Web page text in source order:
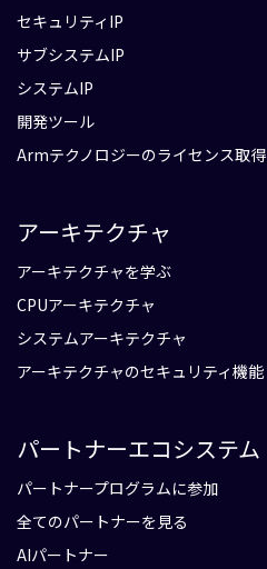
セキュリティIP
サブシステムIP
システムIP
開発ツール
Armテクノロジーのライセンス取得
アーキテクチャ
アーキテクチャを学ぶ
CPUアーキテクチャ
システムアーキテクチャ
アーキテクチャのセキュリティ機能
パートナーエコシステム
パートナープログラムに参加
全てのパートナーを見る
AIパートナー